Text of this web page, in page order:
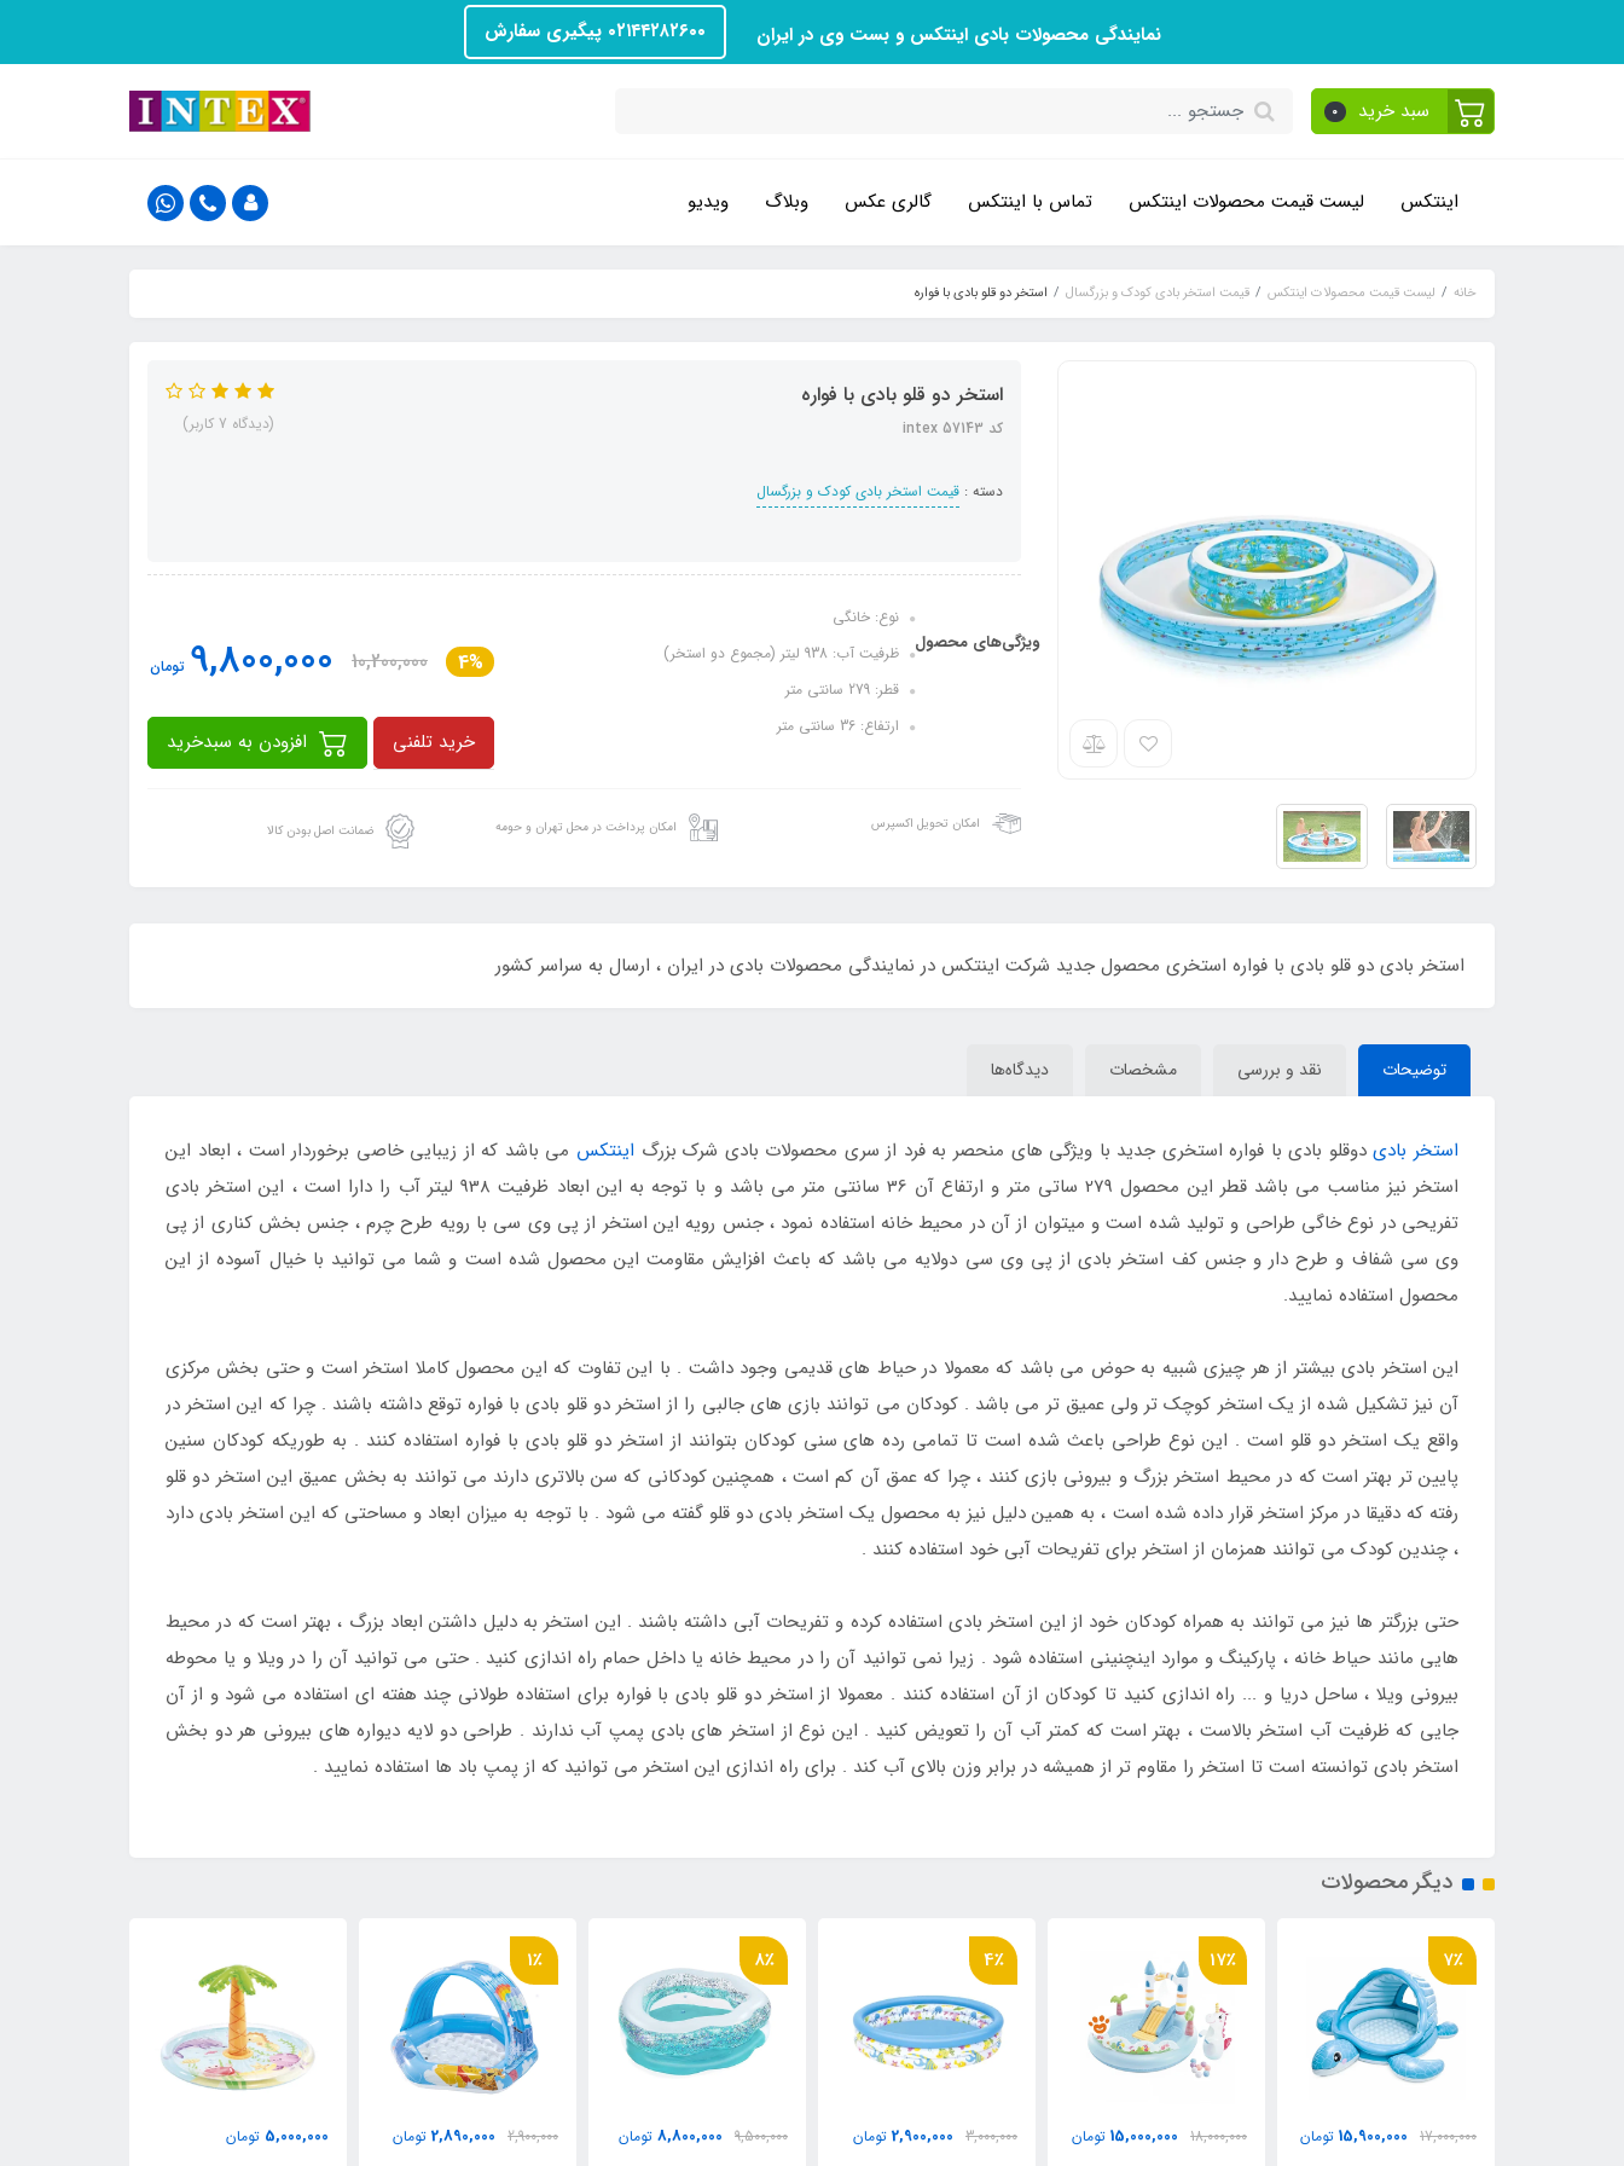
نمایندگی محصولات بادی اینتکس و بست وی در ایران ۰۲۱۴۴۲۸۲۶۰۰ پیگیری سفارش
سبد خرید 0
اینتکس لیست قیمت محصولات اینتکس تماس با اینتکس گالری عکس وبلاگ ویدیو
خانه لیست قیمت محصولات اینتکس قیمت استخر بادی کودک و بزرگسال استخر دو قلو بادی با فواره
استخر دو قلو بادی با فواره
کد intex 57143
دسته : قیمت استخر بادی کودک و بزرگسال
(دیدگاه 7 کاربر)
ویژگی‌های محصول
نوع: خانگي
ظرفیت آب: 938 لیتر (مجموع دو استخر)
قطر: 279 سانتی متر
ارتفاع: 36 سانتی متر
4%
10,200,000
9,800,000 تومان
خرید تلفنی
امکان تحویل اکسپرس امکان پرداخت در محل تهران و حومه ضمانت اصل بودن کالا
استخر بادی دو قلو بادی با فواره استخری محصول جدید شرکت اینتکس در نمایندگی محصولات بادی در ایران ، ارسال به سراسر کشور
توضیحات نقد و بررسی مشخصات دیدگاه‌ها
استخر بادیدوقلو بادی با فواره استخری جدید با ویژگی های منحصر به فرد از سری محصولات بادی شرک بزرگ اینتکس می باشد که از زیبایی خاصی برخوردار است ، ابعاد این
استخر نیز مناسب می باشد قطر این محصول 279 ساتی متر و ارتفاع آن 36 سانتی متر می باشد و با توجه به این ابعاد ظرفیت 938 لیتر آب را دارا است ، این استخر بادی
تفریحی در نوع خاگی طراحی و تولید شده است و میتوان از آن در محیط خانه استفاده نمود ، جنس رویه این استخر از پی وی سی با رویه طرح چرم ، جنس بخش کناری از پی
وی سی شفاف و طرح دار و جنس کف استخر بادی از پی وی سی دولایه می باشد که باعث افزایش مقاومت این محصول شده است و شما می توانید با خیال آسوده از این
محصول استفاده نمایید.
این استخر بادی بیشتر از هر چیزی شبیه به حوض می باشد که معمولا در حیاط های قدیمی وجود داشت . با این تفاوت که این محصول کاملا استخر است و حتی بخش مرکزی
آن نیز تشکیل شده از یک استخر کوچک تر ولی عمیق تر می باشد . کودکان می توانند بازی های جالبی را از استخر دو قلو بادی با فواره توقع داشته باشند . چرا که این استخر در
واقع یک استخر دو قلو است . این نوع طراحی باعث شده است تا تمامی رده های سنی کودکان بتوانند از استخر دو قلو بادی با فواره استفاده کنند . به طوریکه کودکان سنین
پایین تر بهتر است که در محیط استخر بزرگ و بیرونی بازی کنند ، چرا که عمق آن کم است ، همچنین کودکانی که سن بالاتری دارند می توانند به بخش عمیق این استخر دو قلو
رفته که دقیقا در مرکز استخر قرار داده شده است ، به همین دلیل نیز به محصول یک استخر بادی دو قلو گفته می شود . با توجه به میزان ابعاد و مساحتی که این استخر بادی دارد
، چندین کودک می توانند همزمان از استخر برای تفریحات آبی خود استفاده کنند .
حتی بزرگتر ها نیز می توانند به همراه کودکان خود از این استخر بادی استفاده کرده و تفریحات آبی داشته باشند . این استخر به دلیل داشتن ابعاد بزرگ ، بهتر است که در محیط
هایی مانند حیاط خانه ، پارکینگ و موارد اینچنینی استفاده شود . زیرا نمی توانید آن را در محیط خانه یا داخل حمام راه اندازی کنید . حتی می توانید آن را در ویلا و یا محوطه
بیرونی ویلا ، ساحل دریا و ... راه اندازی کنید تا کودکان از آن استفاده کنند . معمولا از استخر دو قلو بادی با فواره برای استفاده طولانی چند هفته ای استفاده می شود و از آن
جایی که ظرفیت آب استخر بالاست ، بهتر است که کمتر آب آن را تعویض کنید . این نوع از استخر های بادی پمپ آب ندارند . طراحی دو لایه دیواره های بیرونی هر دو بخش
استخر بادی توانسته است تا استخر را مقاوم تر از همیشه در برابر وزن بالای آب کند . برای راه اندازی این استخر می توانید که از پمپ باد ها استفاده نمایید .
دیگر محصولات
7٪
17,000,000
15,900,000 تومان
17٪
18,000,000
15,000,000 تومان
4٪
3,000,000
2,900,000 تومان
8٪
9,500,000
8,800,000 تومان
1٪
2,900,000
2,890,000 تومان
5,000,000 تومان